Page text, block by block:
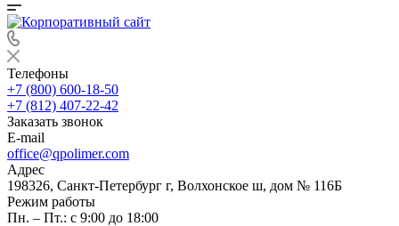
Телефоны
+7 (800) 600-18-50
+7 (812) 407-22-42
Заказать звонок
E-mail
office@qpolimer.com
Адрес
198326, Санкт-Петербург г, Волхонское ш, дом № 116Б
Режим работы
Пн. – Пт.: с 9:00 до 18:00